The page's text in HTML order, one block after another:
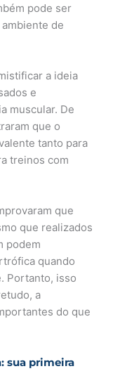
pode ser
de
a ideia
e
muscular. De
que o
tanto para
treinos com
que
que realizados
podem
quando
Portanto, isso
a
do que
sua primeira